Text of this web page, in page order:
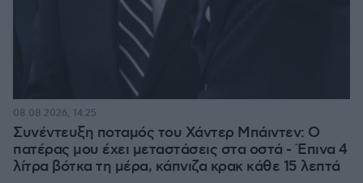
Συνέντευξη ποταμός του Χάντερ Μπάιντεν: Ο
πατέρας μου έχει μεταστάσεις στα οστά - Έπινα 4
λίτρα βότκα τη μέρα, κάπνιζα κρακ κάθε 15 λεπτά
08.08.2026, 14:25